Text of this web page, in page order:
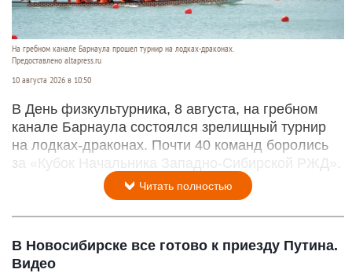
На гребном канале Барнаула прошел турнир на лодках-драконах.
Предоставлено altapress.ru
10 августа 2026 в 10:50
В День физкультурника, 8 августа, на гребном
канале Барнаула состоялся зрелищный турнир
на лодках-драконах. Почти 40 команд боролись
за «Кубок Начальника Западно-Сибирской РЖД».
Читать полностью
В Новосибирске все готово к приезду Путина.
Видео